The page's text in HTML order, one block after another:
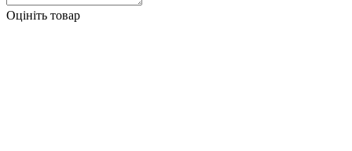
Оцініть товар